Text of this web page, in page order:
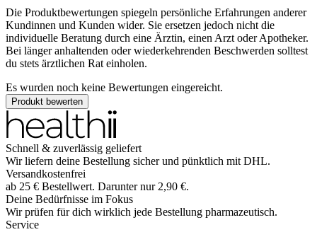
Die Produktbewertungen spiegeln persönliche Erfahrungen anderer
Kundinnen und Kunden wider. Sie ersetzen jedoch nicht die
individuelle Beratung durch eine Ärztin, einen Arzt oder Apotheker.
Bei länger anhaltenden oder wiederkehrenden Beschwerden solltest
du stets ärztlichen Rat einholen.
Es wurden noch keine Bewertungen eingereicht.
Produkt bewerten
Schnell & zuverlässig geliefert
Wir liefern deine Bestellung sicher und pünktlich mit DHL.
Versandkostenfrei
ab 25 € Bestellwert. Darunter nur 2,90 €.
Deine Bedürfnisse im Fokus
Wir prüfen für dich wirklich jede Bestellung pharmazeutisch.
Service